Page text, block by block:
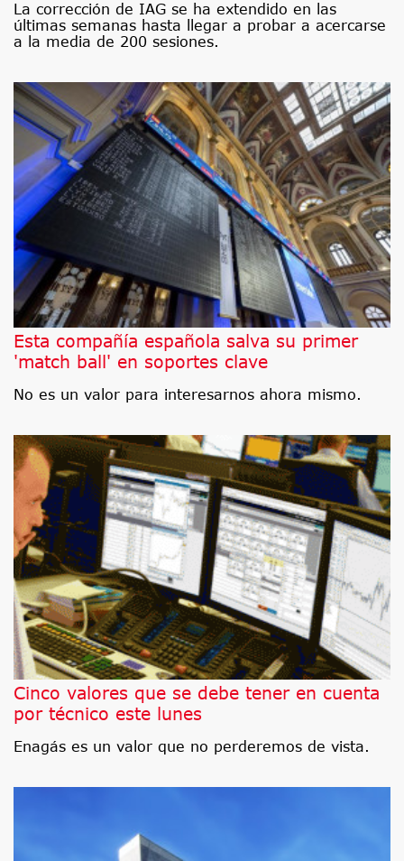
La corrección de IAG se ha extendido en las
últimas semanas hasta llegar a probar a acercarse
a la media de 200 sesiones.
Esta compañía española salva su primer
'match ball' en soportes clave
No es un valor para interesarnos ahora mismo.
Cinco valores que se debe tener en cuenta
por técnico este lunes
Enagás es un valor que no perderemos de vista.